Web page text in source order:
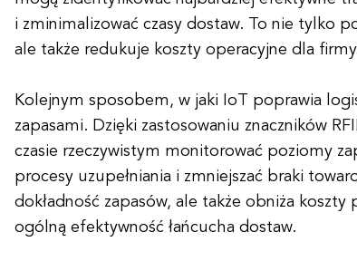
i zminimalizować czasy dostaw. To nie tylko
ale także redukuje koszty operacyjne dla
Kolejnym sposobem, w jaki IoT poprawia
zapasami. Dzięki zastosowaniu znaczników
czasie rzeczywistym monitorować poziomy
procesy uzupełniania i zmniejszać braki
dokładność zapasów, ale także obniża koszty
ogólną efektywność łańcucha dostaw.